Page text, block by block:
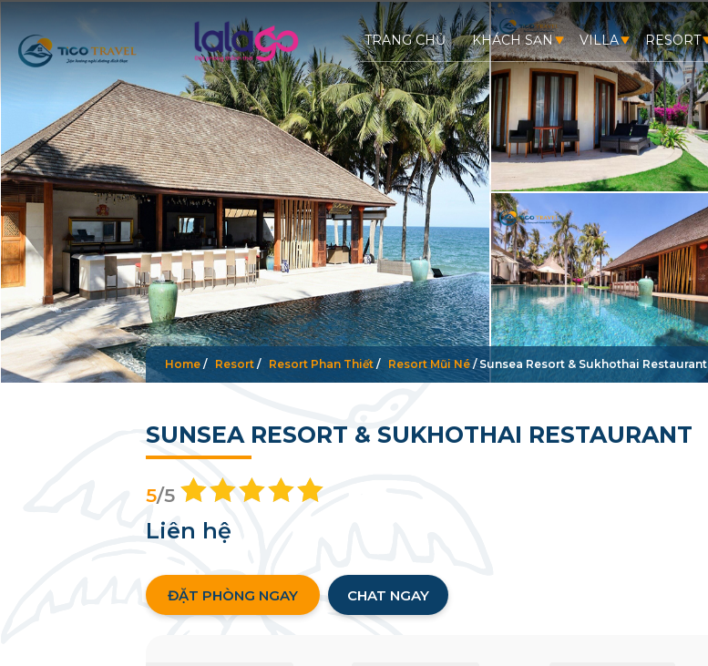
TRANG CHỦ KHÁCH SẠN VILLA RESORT
Home / Resort / Resort Phan Thiết / Resort Mũi Né/ Sunsea Resort & Sukhothai Restaurant
SUNSEA RESORT & SUKHOTHAI RESTAURANT
5/5
Liên hệ
ĐẶT PHÒNG NGAY CHAT NGAY